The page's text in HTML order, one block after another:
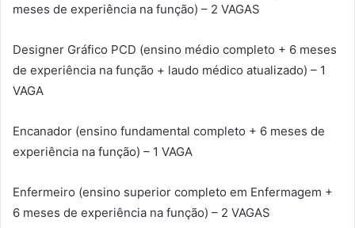
meses de experiência na função) – 2 VAGAS
Designer Gráfico PCD (ensino médio completo + 6 meses
de experiência na função + laudo médico atualizado) – 1
VAGA
Encanador (ensino fundamental completo + 6 meses de
experiência na função) – 1 VAGA
Enfermeiro (ensino superior completo em Enfermagem +
6 meses de experiência na função) – 2 VAGAS